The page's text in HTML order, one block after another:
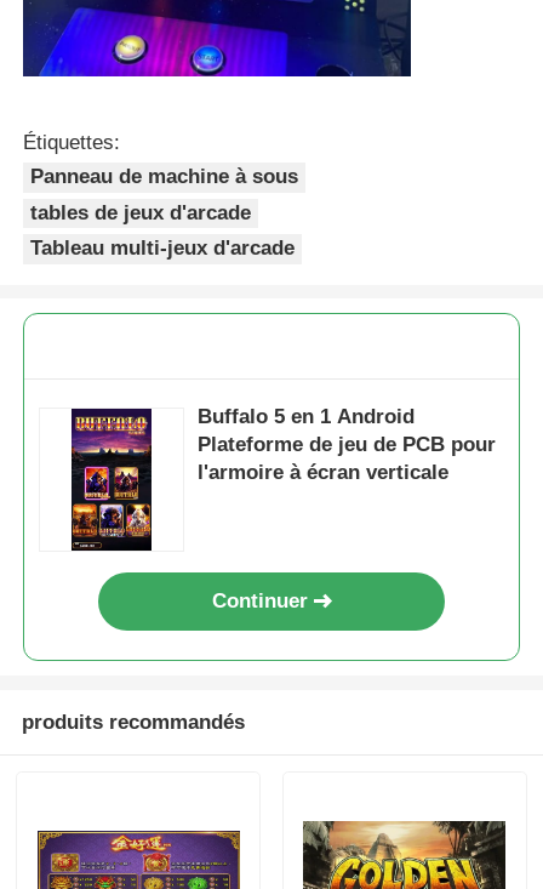
Étiquettes:
Panneau de machine à sous
tables de jeux d'arcade
Tableau multi-jeux d'arcade
Buffalo 5 en 1 Android
Plateforme de jeu de PCB pour
l'armoire à écran verticale
Continuer
produits recommandés